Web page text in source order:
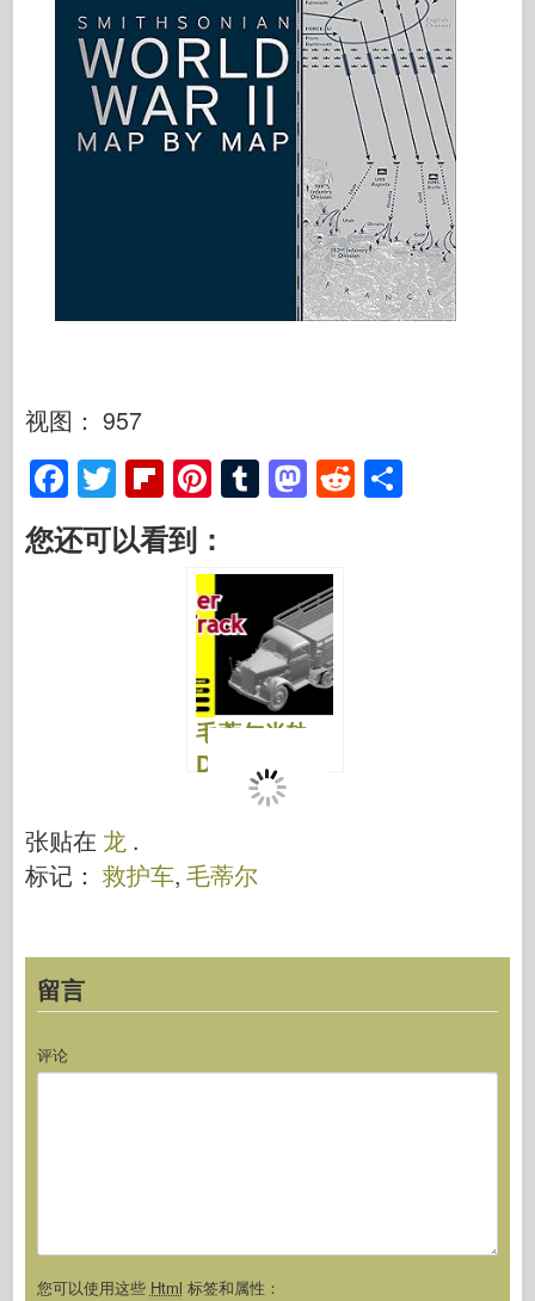
视图： 957
F
a
c
T
wi
tt
Fl
ip
b
ar
Pi
nt
er
e
st
T
u
bl
r
M
a
o
d
o
n
R
e
您还可以看到：
毛蒂尔半轨–
DML 6761
张贴在 龙 .
标记： 救护车, 毛蒂尔
留言
评论
您可以使用这些 Html 标签和属性：